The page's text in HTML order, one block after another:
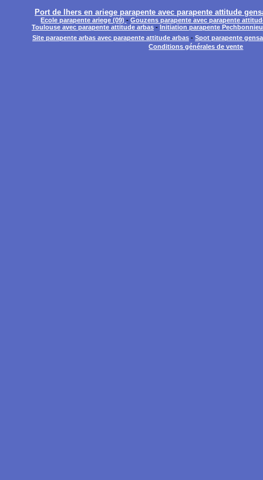
Port de lhers en ariege parapente avec parapente attitude
Ecole parapente ariege (09)-Gouzens parapente avec parapente
Toulouse avec parapente attitude arbas - Initiation parapente
Site parapente arbas avec parapente attitude arbas - Spot parapente
Conditions générales de vente